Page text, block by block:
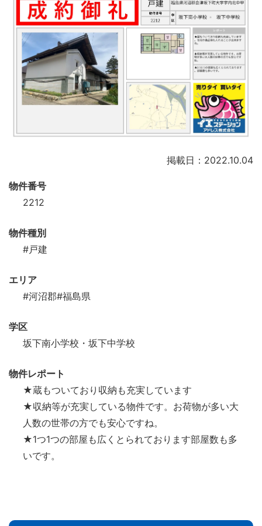
掲載日：2022.10.04
物件番号
2212
物件種別
#戸建
エリア
#河沼郡#福島県
学区
坂下南小学校・坂下中学校
物件レポート
★蔵もついており収納も充実しています
★収納等が充実している物件です。お荷物が多い大
人数の世帯の方でも安心ですね。
★1つ1つの部屋も広くとられております部屋数も多
いです。